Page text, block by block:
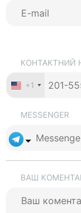
КОНТАКТНИЙ
+1
MESSENGER
ВАШ